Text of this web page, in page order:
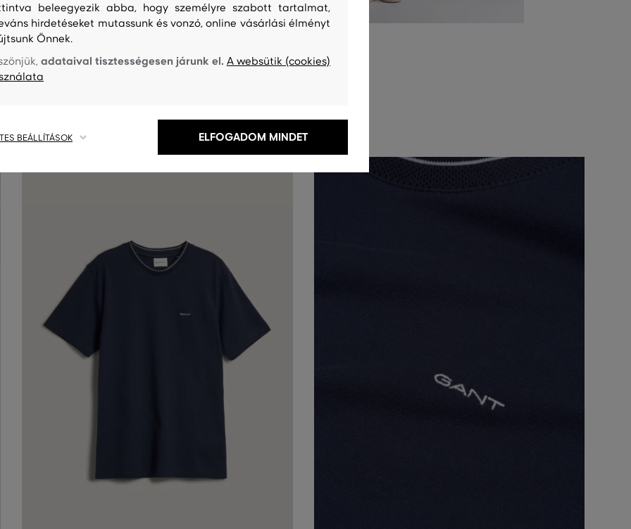
TISZTÍTÁS
beleegyezik abba, hogy személyre szabott tartalmat,
hirdetéseket mutassunk és vonzó, online vásárlási élményt
Önnek.
adataival tisztességesen járunk el. A websütik (cookies)
BEÁLLÍTÁSOK ELFOGADOM MINDET